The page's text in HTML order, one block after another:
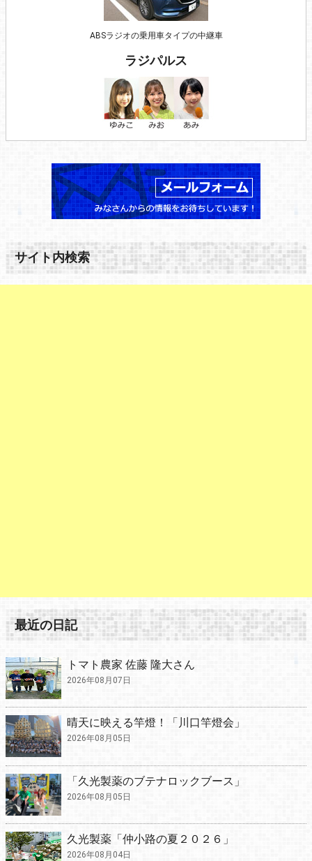
ABSラジオの乗用車タイプの中継車
ラジパルス
サイト内検索
最近の日記
トマト農家 佐藤 隆大さん
2026年08月07日
晴天に映える竿燈！「川口竿燈会」
2026年08月05日
「久光製薬のブテナロックブース」
2026年08月05日
久光製薬「仲小路の夏２０２６」
2026年08月04日